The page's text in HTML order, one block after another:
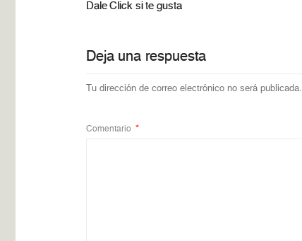
Dale Click si te gusta
Deja una respuesta
Tu dirección de correo electrónico no será publicada.
Comentario *